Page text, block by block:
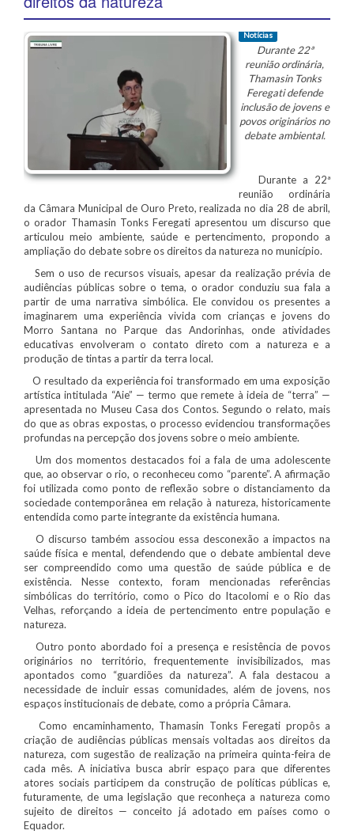
Notícias
Durante 22ª
reunião ordinária,
Thamasin Tonks
Feregati defende
inclusão de jovens e
povos originários no
debate ambiental.
Durante a 22ª
reunião ordinária
da Câmara Municipal de Ouro Preto, realizada no dia 28 de abril,
o orador Thamasin Tonks Feregati apresentou um discurso que
articulou meio ambiente, saúde e pertencimento, propondo a
ampliação do debate sobre os direitos da natureza no município.
Sem o uso de recursos visuais, apesar da realização prévia de
audiências públicas sobre o tema, o orador conduziu sua fala a
partir de uma narrativa simbólica. Ele convidou os presentes a
imaginarem uma experiência vivida com crianças e jovens do
Morro Santana no Parque das Andorinhas, onde atividades
educativas envolveram o contato direto com a natureza e a
produção de tintas a partir da terra local.
O resultado da experiência foi transformado em uma exposição
artística intitulada “Aie” — termo que remete à ideia de “terra” —
apresentada no Museu Casa dos Contos. Segundo o relato, mais
do que as obras expostas, o processo evidenciou transformações
profundas na percepção dos jovens sobre o meio ambiente.
Um dos momentos destacados foi a fala de uma adolescente
que, ao observar o rio, o reconheceu como “parente”. A afirmação
foi utilizada como ponto de reflexão sobre o distanciamento da
sociedade contemporânea em relação à natureza, historicamente
entendida como parte integrante da existência humana.
O discurso também associou essa desconexão a impactos na
saúde física e mental, defendendo que o debate ambiental deve
ser compreendido como uma questão de saúde pública e de
existência. Nesse contexto, foram mencionadas referências
simbólicas do território, como o Pico do Itacolomi e o Rio das
Velhas, reforçando a ideia de pertencimento entre população e
natureza.
Outro ponto abordado foi a presença e resistência de povos
originários no território, frequentemente invisibilizados, mas
apontados como “guardiões da natureza”. A fala destacou a
necessidade de incluir essas comunidades, além de jovens, nos
espaços institucionais de debate, como a própria Câmara.
Como encaminhamento, Thamasin Tonks Feregati propôs a
criação de audiências públicas mensais voltadas aos direitos da
natureza, com sugestão de realização na primeira quinta-feira de
cada mês. A iniciativa busca abrir espaço para que diferentes
atores sociais participem da construção de políticas públicas e,
futuramente, de uma legislação que reconheça a natureza como
sujeito de direitos — conceito já adotado em países como o
Equador.